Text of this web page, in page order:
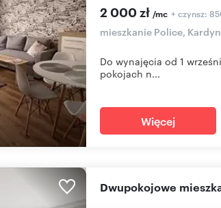
2 000 zł /mc + czynsz:
mieszkanie Police,
Do wynajęcia od 1
pokojach n...
Więcej
Dwupokojowe